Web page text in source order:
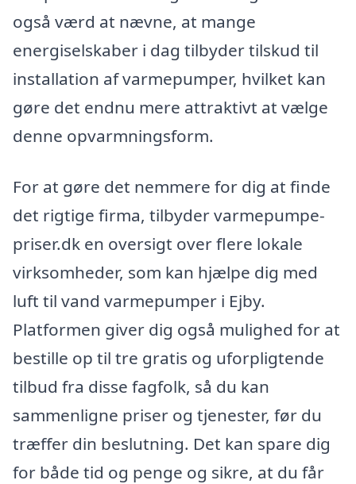
også værd at nævne, at mange
energiselskaber i dag tilbyder tilskud til
installation af varmepumper, hvilket kan
gøre det endnu mere attraktivt at vælge
denne opvarmningsform.
For at gøre det nemmere for dig at finde
det rigtige firma, tilbyder varmepumpe-
priser.dk en oversigt over flere lokale
virksomheder, som kan hjælpe dig med
luft til vand varmepumper i Ejby.
Platformen giver dig også mulighed for at
bestille op til tre gratis og uforpligtende
tilbud fra disse fagfolk, så du kan
sammenligne priser og tjenester, før du
træffer din beslutning. Det kan spare dig
for både tid og penge og sikre, at du får